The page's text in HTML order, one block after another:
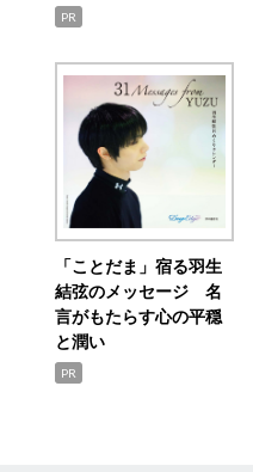
PR
「ことだま」宿る羽生
結弦のメッセージ 名
言がもたらす心の平穏
と潤い
PR